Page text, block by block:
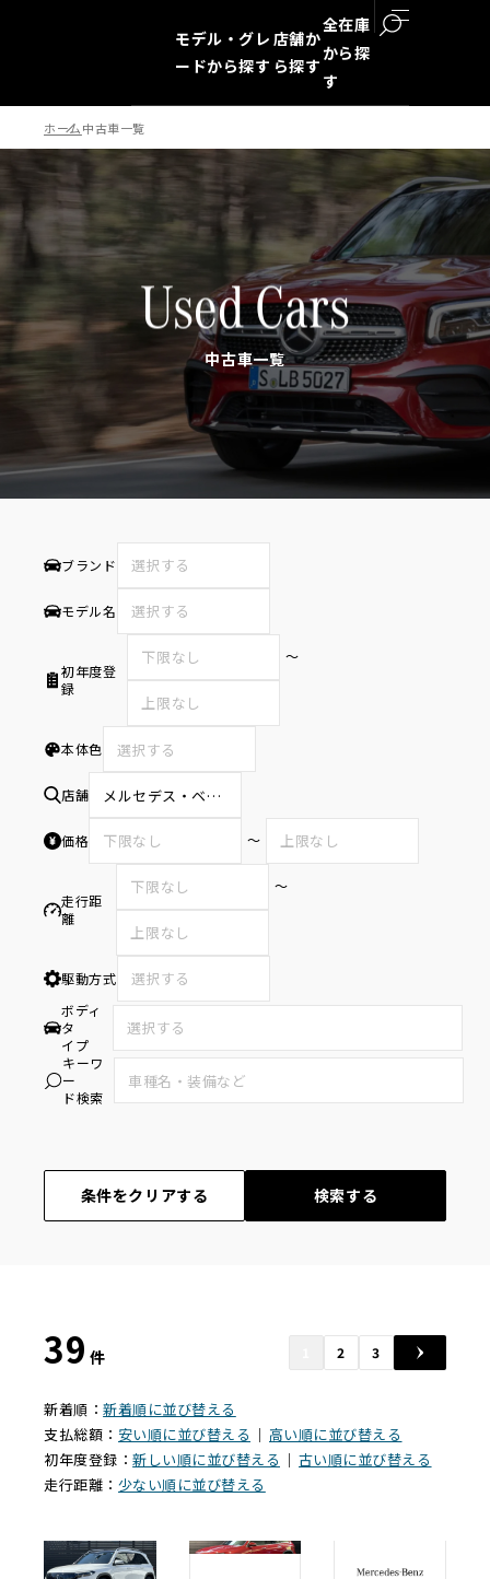
モデル・グレ
ードから探す
店舗か
ら探す
全在庫
から探
す
ホーム中古車一覧
Used Cars
中古車一覧
ブランド
モデル名
初年度登
録
〜
本体色 選択する
店舗 メルセデス・ベンツ八王子サーティファイドカーセンター
価格 〜
走行距
離
〜
駆動方式
ボディ
タ
イプ
キーワ
ー
ド検索
条件をクリアする 検索する
39 件 2 3
新着順：新着順に並び替える
支払総額： 安い順に並び替える ｜ 高い順に並び替える
初年度登録：新しい順に並び替える ｜ 古い順に並び替える
走行距離： 少ない順に並び替える